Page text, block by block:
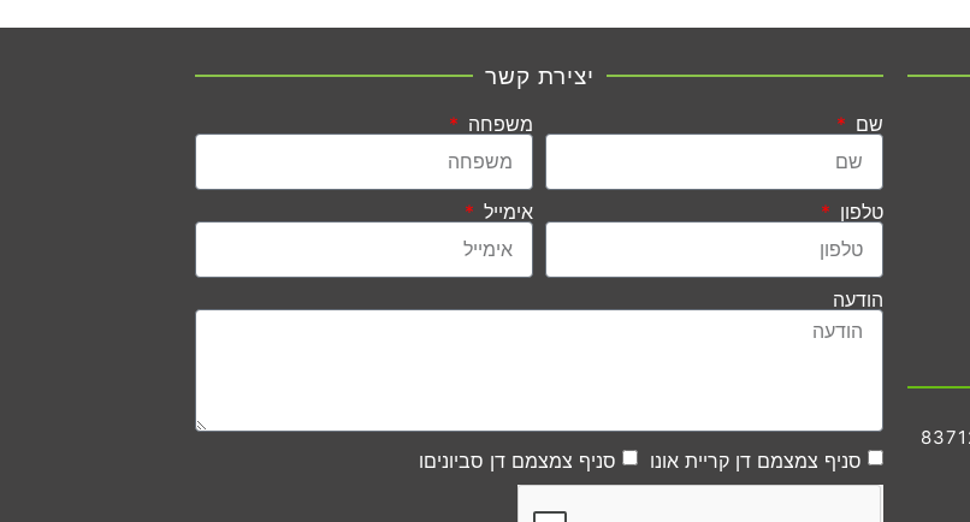
יצירת קשר
שם משפחה
טלפון אימייל
הודעה
סניף צמצמם דן קריית אונו סניף צמצמם דן סביוניםו